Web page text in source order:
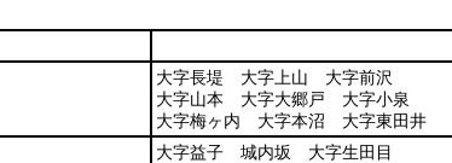
大字長堤 大字上山 大字前沢
大字山本 大字大郷戸 大字小泉
大字梅ヶ内 大字本沼 大字東田井
大字益子 城内坂 大字生田目